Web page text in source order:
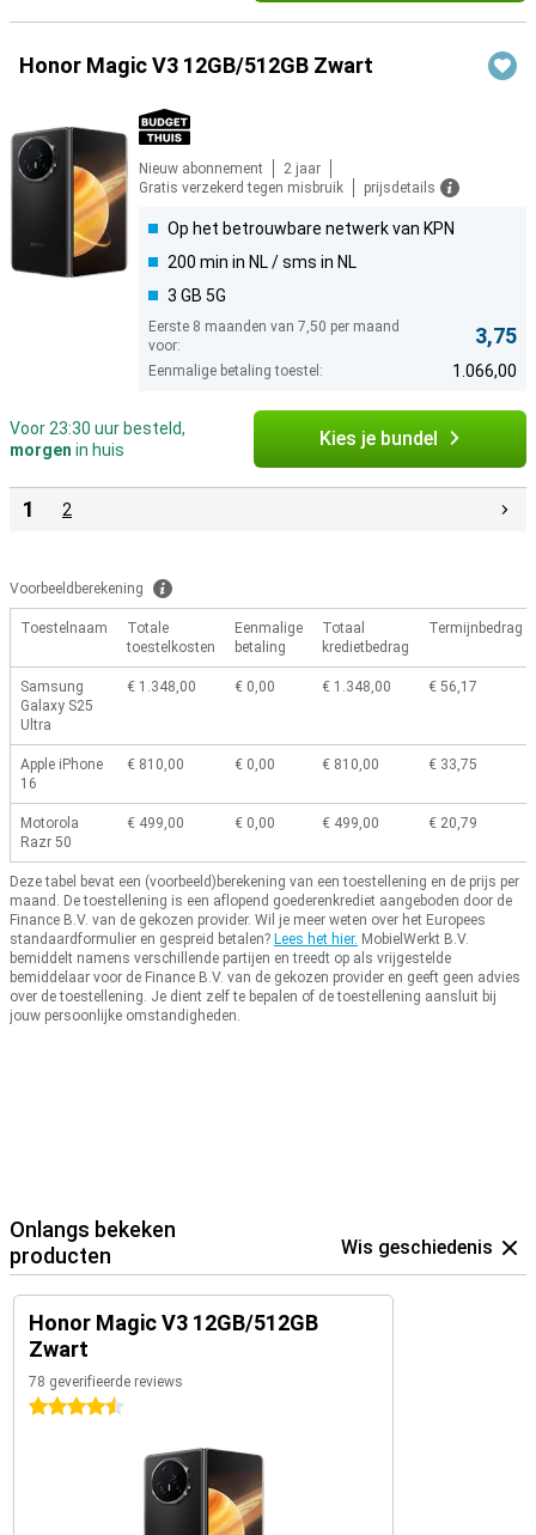
Honor Magic V3 12GB/512GB Zwart
Nieuw abonnement
2 jaar
Gratis verzekerd tegen misbruik
prijsdetails
Op het betrouwbare netwerk van KPN
200 min in NL / sms in NL
3 GB 5G
Eerste 8 maanden van 7,50 per maand
voor:
3,75
Eenmalige betaling toestel: 1.066,00
Voor 23:30 uur besteld,
morgen in huis Kies je bundel
1 2
Voorbeeldberekening
Toestelnaam
Totale
toestelkosten
Eenmalige
betaling
Totaal
kredietbedrag
Termijnbedrag
Samsung
Galaxy S25
Ultra
€ 1.348,00 € 0,00 € 1.348,00 € 56,17
Apple iPhone
16
€ 810,00 € 0,00 € 810,00 € 33,75
Motorola
Razr 50
€ 499,00 € 0,00 € 499,00 € 20,79
Deze tabel bevat een (voorbeeld)berekening van een toestellening en de prijs per
maand. De toestellening is een aflopend goederenkrediet aangeboden door de
Finance B.V. van de gekozen provider. Wil je meer weten over het Europees
standaardformulier en gespreid betalen? Lees het hier. MobielWerkt B.V.
bemiddelt namens verschillende partijen en treedt op als vrijgestelde
bemiddelaar voor de Finance B.V. van de gekozen provider en geeft geen advies
over de toestellening. Je dient zelf te bepalen of de toestellening aansluit bij
jouw persoonlijke omstandigheden.
Onlangs bekeken
producten
Wis geschiedenis
Honor Magic V3 12GB/512GB
Zwart
78 geverifieerde reviews
4.5 sterren